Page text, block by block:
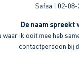
Safaa | 02-08-
De naam spreekt
ik ooit mee heb
contactpersoon bij